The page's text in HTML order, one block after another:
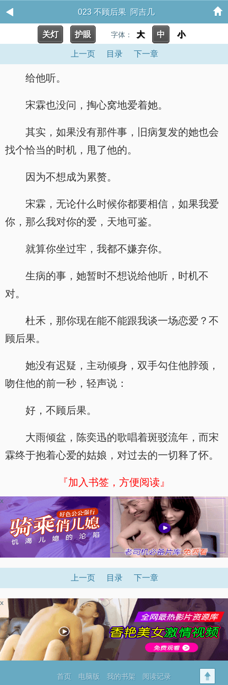
023 不顾后果 阿吉几
关灯 护眼 字体： 大 中 小
上一页 目录 下一章
给他听。
宋霖也没问，掏心窝地爱着她。
其实，如果没有那件事，旧病复发的她也会
找个恰当的时机，甩了他的。
因为不想成为累赘。
宋霖，无论什么时候你都要相信，如果我爱
你，那么我对你的爱，天地可鉴。
就算你坐过牢，我都不嫌弃你。
生病的事，她暂时不想说给他听，时机不
对。
杜禾，那你现在能不能跟我谈一场恋爱？不
顾后果。
她没有迟疑，主动倾身，双手勾住他脖颈，
吻住他的前一秒，轻声说：
好，不顾后果。
大雨倾盆，陈奕迅的歌唱着斑驳流年，而宋
霖终于抱着心爱的姑娘，对过去的一切释了怀。
『加入书签，方便阅读』
x
上一页 目录 下一章
x
首页 电脑版 我的书架 阅读记录